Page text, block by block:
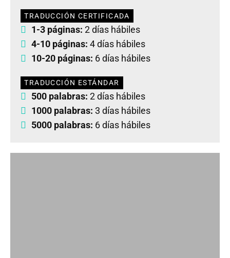
TRADUCCIÓN CERTIFICADA
1-3 páginas: 2 días hábiles
4-10 páginas: 4 días hábiles
10-20 páginas: 6 días hábiles
TRADUCCIÓN ESTÁNDAR
500 palabras: 2 días hábiles
1000 palabras: 3 días hábiles
5000 palabras: 6 días hábiles